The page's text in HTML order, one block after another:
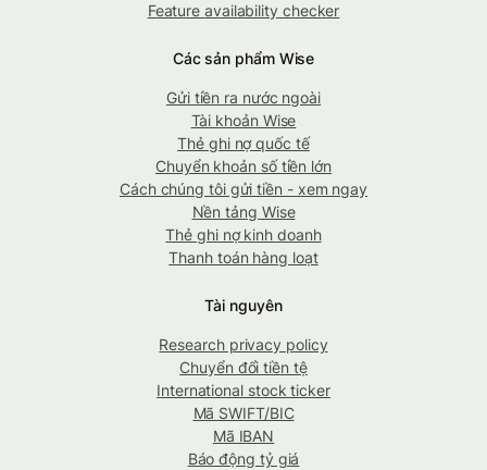
Feature availability checker
Các sản phẩm Wise
Gửi tiền ra nước ngoài
Tài khoản Wise
Thẻ ghi nợ quốc tế
Chuyển khoản số tiền lớn
Cách chúng tôi gửi tiền - xem ngay
Nền tảng Wise
Thẻ ghi nợ kinh doanh
Thanh toán hàng loạt
Tài nguyên
Research privacy policy
Chuyển đổi tiền tệ
International stock ticker
Mã SWIFT/BIC
Mã IBAN
Báo động tỷ giá